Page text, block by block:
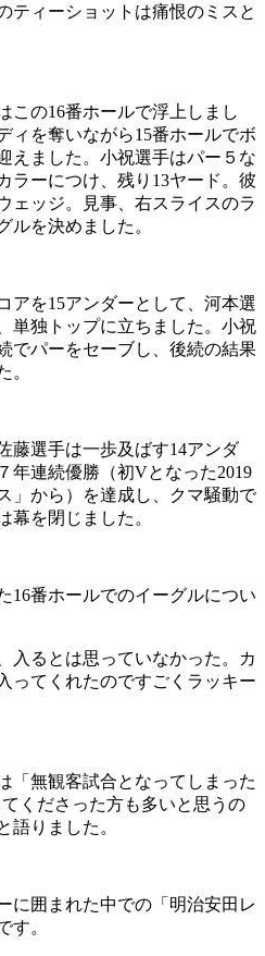
ティーショットは痛恨のミスと
の16番ホールで浮上しまし
ィを奪いながら15番ホールでボ
えました。小祝選手はパー５な
ラーにつけ、残り13ヤード。彼
ェッジ。見事、右スライスのラ
ルを決めました。
を15アンダーとして、河本選
単独トップに立ちました。小祝
でパーをセーブし、後続の結果
。
選手は一歩及ばす14アンダ
年連続優勝（初Vとなった2019
」から）を達成し、クマ騒動で
幕を閉じました。
番ホールでのイーグルについ
入るとは思っていなかった。カ
ってくれたのですごくラッキー
無観客試合となってしまった
くださった方も多いと思うの
語りました。
囲まれた中での「明治安田レ
す。